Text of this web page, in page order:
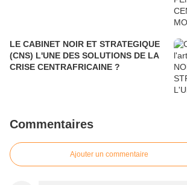
LE CABINET NOIR ET STRATEGIQUE
(CNS) L'UNE DES SOLUTIONS DE LA
CRISE CENTRAFRICAINE ?
Commentaires
Ajouter un commentaire